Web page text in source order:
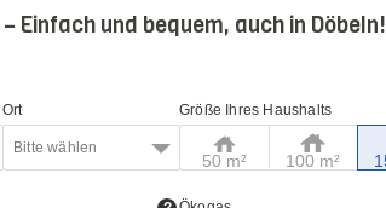
Einfach und bequem, auch in Döbeln!